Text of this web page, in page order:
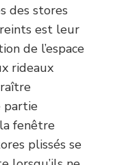
des stores
est leur
de l’espace
rideaux
partie
fenêtre
plissés se